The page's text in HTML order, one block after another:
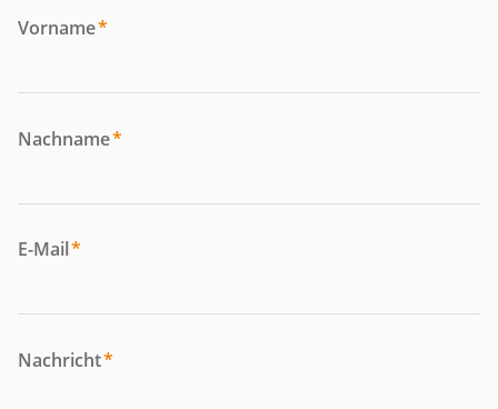
Vorname*
Nachname*
E-Mail*
Nachricht*